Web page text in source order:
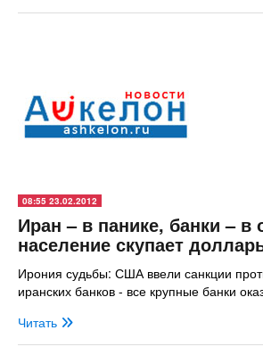
08:55 23.02.2012
Иран – в панике, банки – в
население скупает
Ирония судьбы: США ввели санкции
иранских банков - все крупные банки
Читать